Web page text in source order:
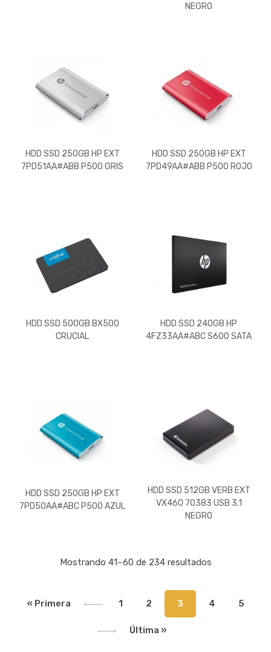
NEGRO
HDD SSD 250GB HP EXT
7PD51AA#ABB P500 GRIS
HDD SSD 250GB HP EXT
7PD49AA#ABB P500 ROJO
HDD SSD 500GB BX500
CRUCIAL
HDD SSD 240GB HP
4FZ33AA#ABC S600 SATA
HDD SSD 250GB HP EXT
7PD50AA#ABC P500 AZUL
HDD SSD 512GB VERB EXT
VX460 70383 USB 3.1
NEGRO
Mostrando 41–60 de 234 resultados
« Primera 1 2 3 4 5
Última »